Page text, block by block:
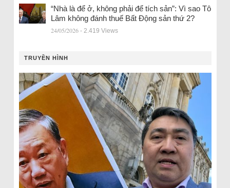
“Nhà là để ở, không phải để tích sản”: Vì sao Tô
Lâm không đánh thuế Bất Động sản thứ 2?
24/05/2026 - 2.419 Views
TRUYỀN HÌNH